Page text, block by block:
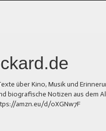
Texte über Kino, Musik und
biografische Notizen aus dem
amzn.eu/d/0XGNw7F